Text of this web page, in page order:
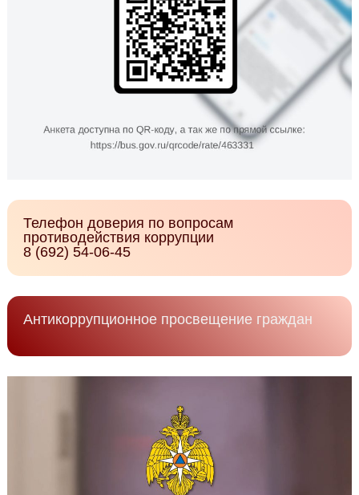
Телефон доверия по вопросам
противодействия коррупции
8 (692) 54-06-45
Антикоррупционное просвещение граждан